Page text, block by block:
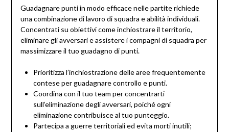
Guadagnare punti in modo efficace nelle partite richiede
una combinazione di lavoro di squadra e abilità individuali.
Concentrati su obiettivi come inchiostrare il territorio,
eliminare gli avversari e assistere i compagni di squadra per
massimizzare il tuo guadagno di punti.
Prioritizza l’inchiostrazione delle aree frequentemente
contese per guadagnare controllo e punti.
Coordina con il tuo team per concentrarti
sull’eliminazione degli avversari, poiché ogni
eliminazione contribuisce al tuo punteggio.
Partecipa a guerre territoriali ed evita morti inutili;